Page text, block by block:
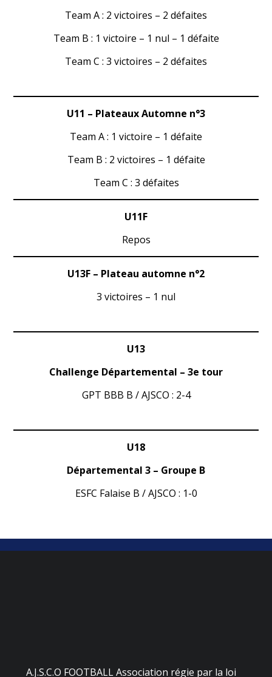
Team A : 2 victoires – 2 défaites
Team B : 1 victoire – 1 nul – 1 défaite
Team C : 3 victoires – 2 défaites
U11 – Plateaux Automne n°3
Team A : 1 victoire – 1 défaite
Team B : 2 victoires – 1 défaite
Team C : 3 défaites
U11F
Repos
U13F – Plateau automne n°2
3 victoires – 1 nul
U13
Challenge Départemental – 3e tour
GPT BBB B / AJSCO : 2-4
U18
Départemental 3 – Groupe B
ESFC Falaise B / AJSCO : 1-0
A.J.S.C.O FOOTBALL Association régie par la loi